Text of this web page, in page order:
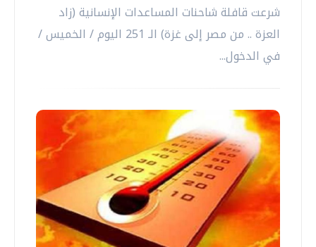
شرعت قافلة شاحنات المساعدات الإنسانية (زاد
العزة .. من مصر إلى غزة) الـ 251 اليوم / الخميس /
في الدخول...